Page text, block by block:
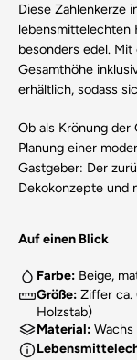
Diese Zahlenkerze
lebensmittelechten
besonders edel.
Gesamthöhe
erhältlich, sodass
Ob als Krönung
Planung einer
Gastgeber: Der
Dekokonzepte und
Auf einen Blick
Farbe: Beige,
Größe: Ziffer ca.
Holzstab)
Material: